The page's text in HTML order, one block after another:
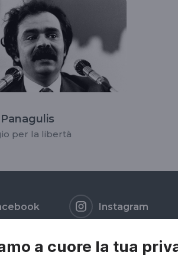
a cuore la tua
per la libertà
Instagram